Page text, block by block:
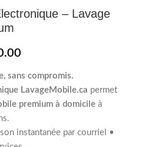
– Lavage
sans compromis.
LavageMobile.ca permet
premium à domicile à
instantanée par courriel •